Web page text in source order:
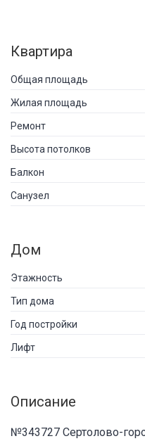
Квартира
Общая площадь
Жилая площадь
Ремонт
Высота потолков
Балкон
Санузел
Дом
Этажность
Тип дома
Год постройки
Лифт
Описание
№343727 Сертолово-